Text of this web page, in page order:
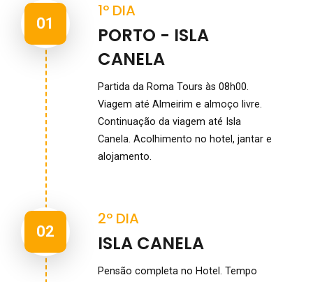
01
1º DIA
PORTO - ISLA
CANELA
Partida da Roma Tours às 08h00.
Viagem até Almeirim e almoço livre.
Continuação da viagem até Isla
Canela. Acolhimento no hotel, jantar e
alojamento.
02
2º DIA
ISLA CANELA
Pensão completa no Hotel. Tempo